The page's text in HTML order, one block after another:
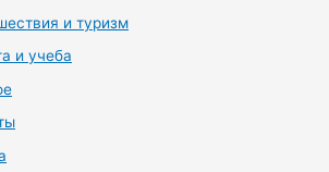
и туризм
и учеба